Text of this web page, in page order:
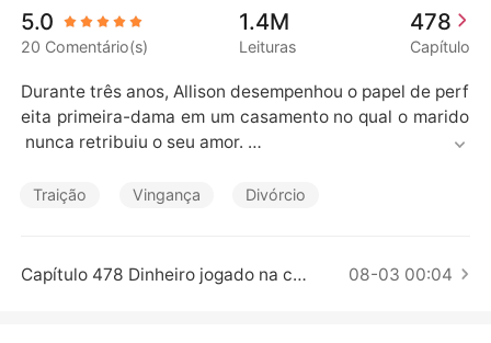
Baixar App
Bilionários
Contos Curtos
5.0
20 Comentário(s)
1.4M
Leituras
478
Capítulo
Durante três anos, Allison desempenhou o papel de perf
eita primeira-dama em um casamento no qual o marido
nunca retribuiu o seu amor.
Seu marido, Nolan, zombava de suas origens, sua sogra
Traição Vingança Divórcio
Capítulo 478 Dinheiro jogado na cara de Lucy 08-03 00:04